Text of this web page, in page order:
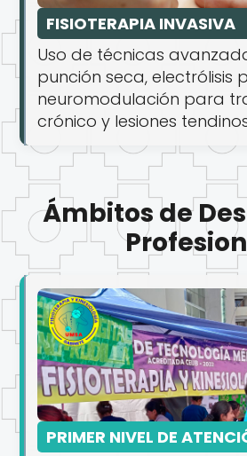
FISIOTERAPIA INVASIVA
Uso de técnicas
punción seca, electrólisis
neuromodulación para
crónico y lesiones
Ámbitos de
PRIMER NIVEL DE